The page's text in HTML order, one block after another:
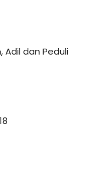
Adil dan Peduli